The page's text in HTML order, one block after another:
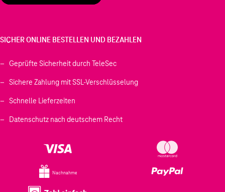
SICHER ONLINE BESTELLEN UND BEZAHLEN
Geprüfte Sicherheit durch TeleSec
Sichere Zahlung mit SSL-Verschlüsselung
Schnelle Lieferzeiten
Datenschutz nach deutschem Recht
Nachnahme